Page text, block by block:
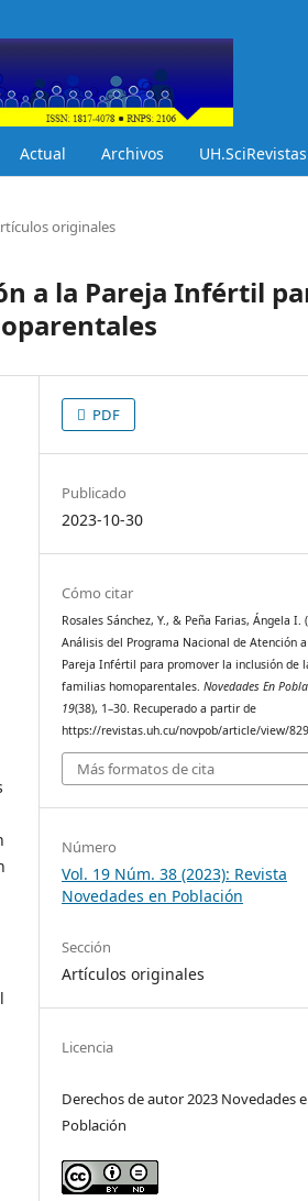
Actual Archivos UH.SciRevistas
originales
a la Pareja Infértil
PDF
Publicado
2023-10-30
Cómo citar
Rosales Sánchez, Y., & Peña Farias, Ángela I.
Análisis del Programa Nacional de Atención
Pareja Infértil para promover la inclusión de
familias homoparentales.Novedades En
19(38), 1–30. Recuperado a partir de
https://revistas.uh.cu/novpob/article/view/
Más formatos de cita
Número
Vol. 19 Núm. 38 (2023): Revista
Novedades en Población
Sección
Artículos originales
Licencia
Derechos de autor 2023 Novedades
Población